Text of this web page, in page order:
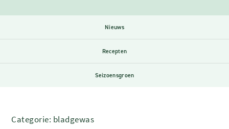
Nieuws
Recepten
Seizoensgroen
Categorie: bladgewas